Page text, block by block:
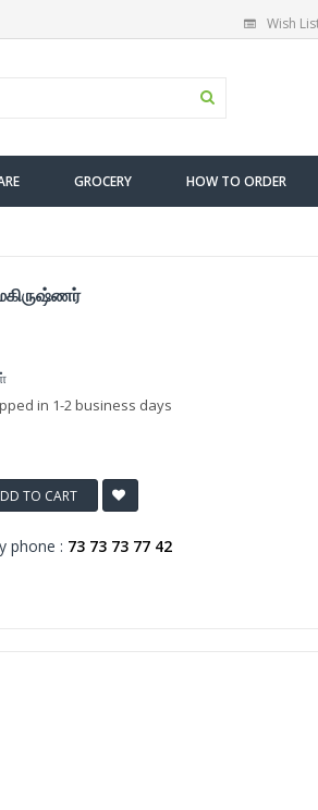
Wish
GROCERY HOW TO ORDER
in 1-2 business days
TO CART
phone : 73 73 73 77 42